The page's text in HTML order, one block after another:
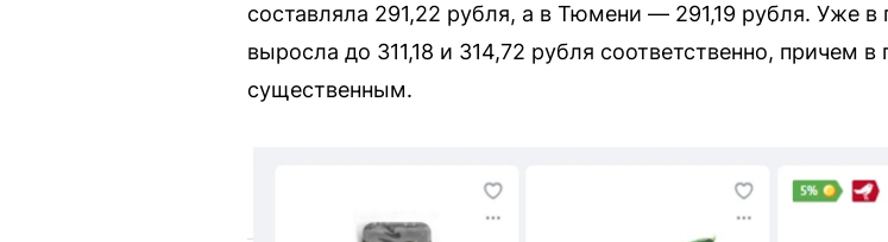
составляла 291,22 рубля, а в Тюмени — 291,19 рубля. Уже в
выросла до 311,18 и 314,72 рубля соответственно, причем
существенным.